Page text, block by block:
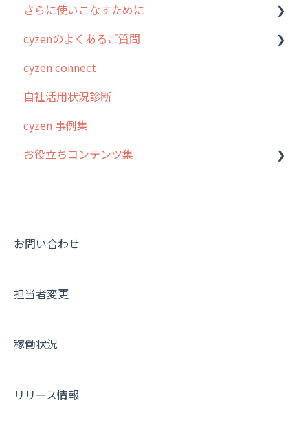
さらに使いこなすために
はじめに
スポット・ステータス関連オプション
交通費自動計算
安全走行支援
写真管理・高画質化
その他オプション
契約・その他
cyzenのよくあるご質問
ログインについて
グループ・ユーザーについて
GPS・位置情報 について
ルート自動記録 について
報告書について
メンバー画面について
cyzen connect
自社活用状況診断
cyzen 事例集
お役立ちコンテンツ集
動画集：共通
お問い合わせ
担当者変更
稼働状況
リリース情報